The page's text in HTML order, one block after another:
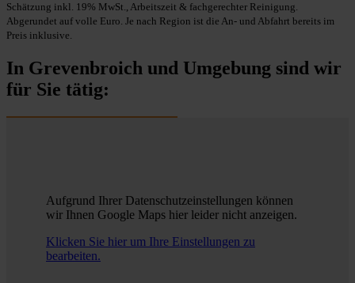
Schätzung inkl. 19% MwSt., Arbeitszeit & fachgerechter Reinigung.
Abgerundet auf volle Euro. Je nach Region ist die An- und Abfahrt bereits im
Preis inklusive.
In Grevenbroich und Umgebung sind wir
für Sie tätig:
Aufgrund Ihrer Datenschutzeinstellungen können
wir Ihnen Google Maps hier leider nicht anzeigen.
Klicken Sie hier um Ihre Einstellungen zu
bearbeiten.